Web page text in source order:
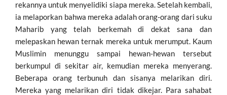
rekannya untuk menyelidiki siapa mereka. Setelah kembali,
ia melaporkan bahwa mereka adalah orang-orang dari suku
Maharib yang telah berkemah di dekat sana dan
melepaskan hewan ternak mereka untuk merumput. Kaum
Muslimin menunggu sampai hewan-hewan tersebut
berkumpul di sekitar air, kemudian mereka menyerang.
Beberapa orang terbunuh dan sisanya melarikan diri.
Mereka yang melarikan diri tidak dikejar. Para sahabat